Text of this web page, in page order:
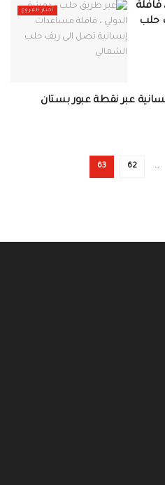
أخبار الفروع
حلب
عبر نقطة عبور بستان
…
62
63